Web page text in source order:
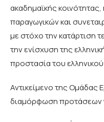
ακαδημαϊκής
παραγωγικών και
με στόχο την κατάρτιση
την ενίσχυση της
προστασία του ελληνικού
Αντικείμενο της Ομάδας
διαμόρφωση προτάσεων